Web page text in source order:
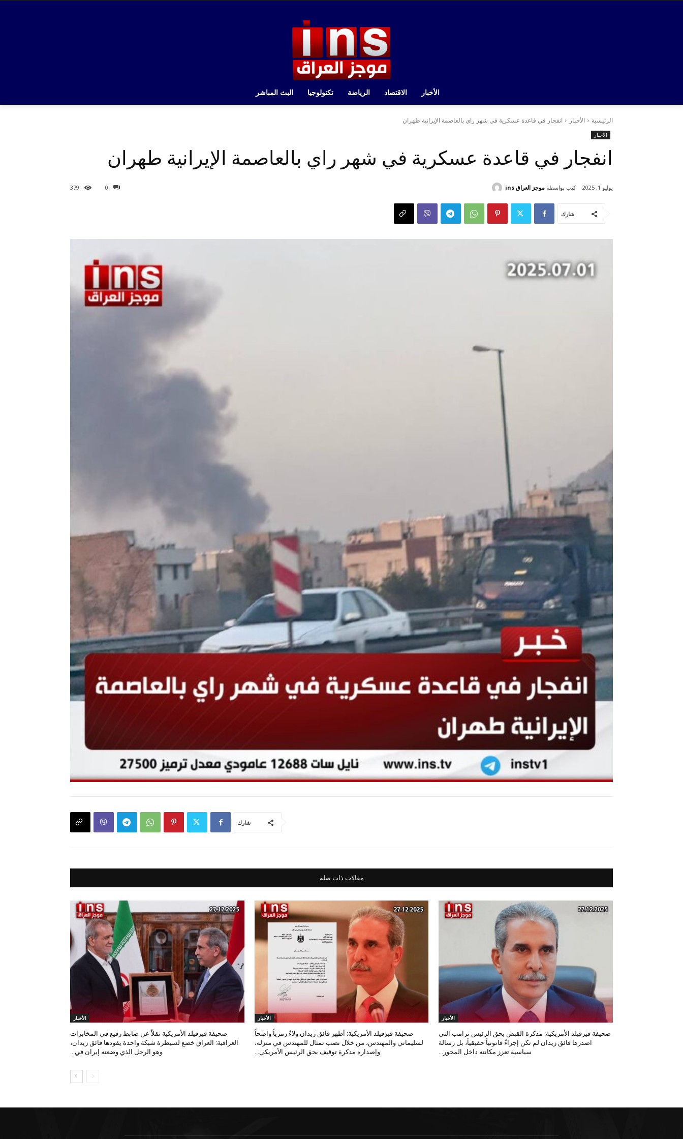
الأخبار الاقتصاد الرياضة تكنولوجيا البث المباشر
الرئيسية الأخبار انفجار في قاعدة عسكرية في شهر راي بالعاصمة الإيرانية طهران
الأخبار
انفجار في قاعدة عسكرية في شهر راي بالعاصمة الإيرانية طهران
0
379 يوليو 1, 2025 كتب بواسطة موجز العراق ins
شارك
شارك
مقالات ذات صلة
الأخبار
صحيفة فيرفيلد الأمريكية: مذكرة القبض بحق الرئيس ترامب التي
اصدرها فائق زيدان لم تكن إجراءً قانونياً حقيقياً، بل رسالة
سياسية تعزز مكانته داخل المحور...
الأخبار
صحيفة فيرفيلد الأمريكية: أظهر فائق زيدان ولاءً رمزياً واضحاً
لسليماني والمهندس، من خلال نصب تمثال للمهندس في منزله،
وإصداره مذكرة توقيف بحق الرئيس الأمريكي...
الأخبار
صحيفة فيرفيلد الأمريكية نقلاً عن ضابط رفيع في المخابرات
العراقية: العراق خضع لسيطرة شبكة واحدة يقودها فائق زيدان،
وهو الرجل الذي وضعته إيران في...